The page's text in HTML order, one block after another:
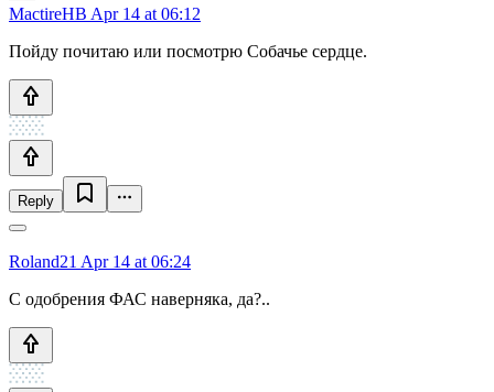
MactireHB Apr 14 at 06:12
Пойду почитаю или посмотрю Собачье сердце.
Reply
Roland21 Apr 14 at 06:24
С одобрения ФАС наверняка, да?..